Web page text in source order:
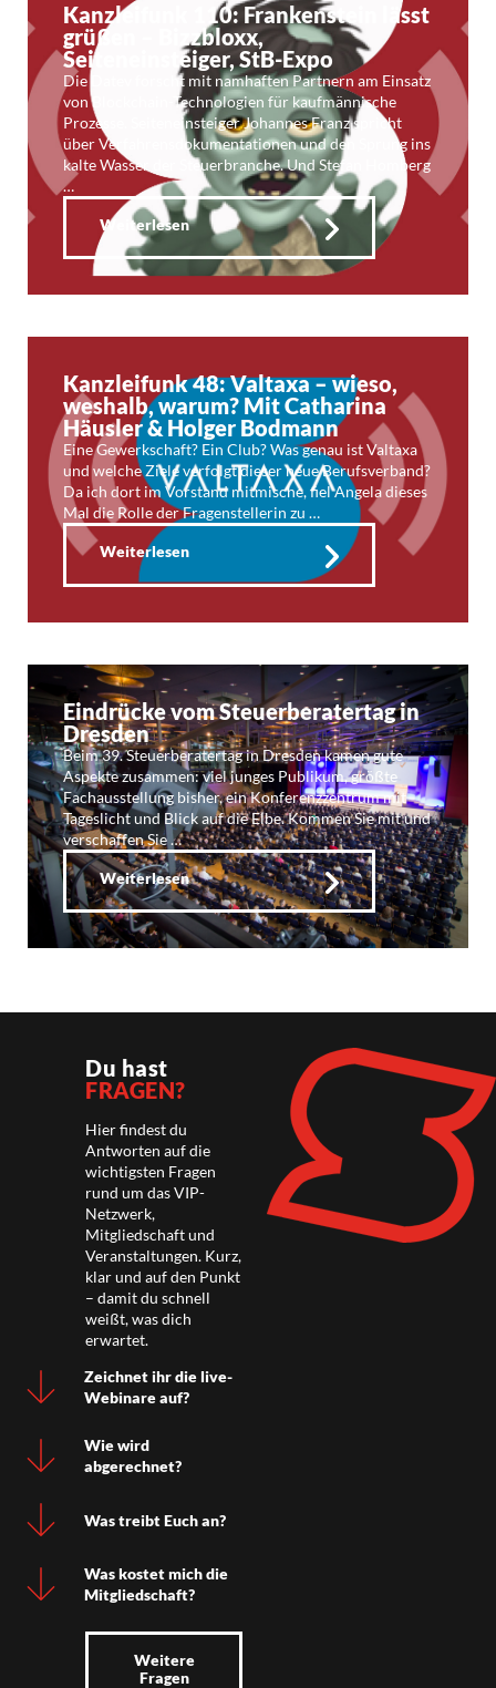
Kanzleifunk 110: Frankenstein lässt
grüßen – Bizzbloxx,
Seiteneinsteiger, StB-Expo
Die Datev forscht mit namhaften Partnern am Einsatz
von Blockchain-Technologien für kaufmännische
Prozesse. Seiteneinsteiger Johannes Franz spricht
über Verfahrensdokumentationen und den Sprung ins
kalte Wasser der Steuerbranche. Und Stefan Homberg
…
Weiterlesen
Kanzleifunk 48: Valtaxa – wieso,
weshalb, warum? Mit Catharina
Häusler & Holger Bodmann
Eine Gewerkschaft? Ein Club? Was genau ist Valtaxa
und welche Ziele verfolgt dieser neue Berufsverband?
Da ich dort im Vorstand mitmische, fiel Angela dieses
Mal die Rolle der Fragenstellerin zu …
Weiterlesen
Eindrücke vom Steuerberatertag in
Dresden
Beim 39. Steuerberatertag in Dresden kamen gute
Aspekte zusammen: viel junges Publikum, größte
Fachausstellung bisher, ein Konferenzzentrum mit
Tageslicht und Blick auf die Elbe. Kommen Sie mit und
verschaffen Sie …
Weiterlesen
Du hast
FRAGEN?
Hier findest du
Antworten auf die
wichtigsten Fragen
rund um das VIP-
Netzwerk,
Mitgliedschaft und
Veranstaltungen. Kurz,
klar und auf den Punkt
– damit du schnell
weißt, was dich
erwartet.
Zeichnet ihr die live-
Webinare auf?
Wie wird
abgerechnet?
Was treibt Euch an?
Was kostet mich die
Mitgliedschaft?
Weitere
Fragen